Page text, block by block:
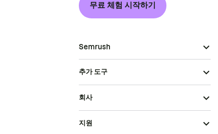
무료 체험 시작하기
Semrush
추가 도구
회사
지원